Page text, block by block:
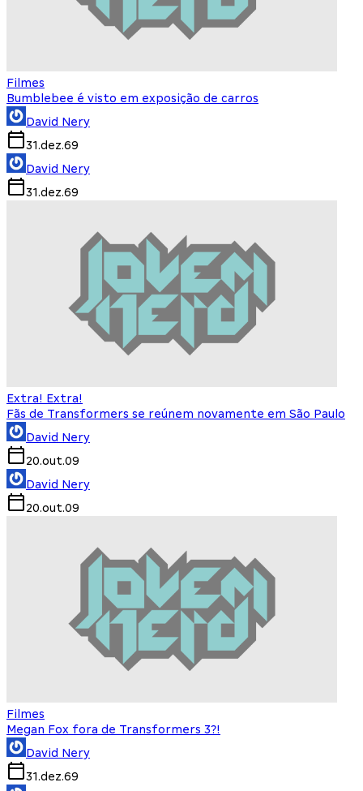
Filmes
Bumblebee é visto em exposição de carros
David Nery
31.dez.69
David Nery
31.dez.69
Extra! Extra!
Fãs de Transformers se reúnem novamente em São Paulo
David Nery
20.out.09
David Nery
20.out.09
Filmes
Megan Fox fora de Transformers 3?!
David Nery
31.dez.69